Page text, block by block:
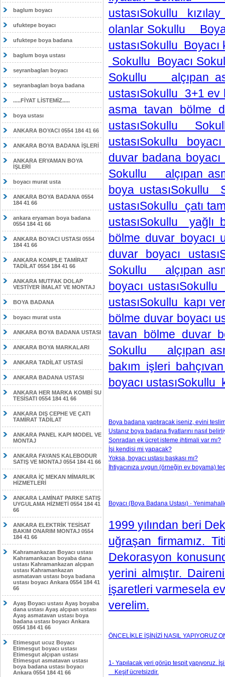
baglum boyacı
ufuktepe boyacı
ufuktepe boya badana
baglum boya ustası
seyranbagları boyacı
seyranbagları boya badana
.....FİYAT LİSTEMİZ.....
boya ustası
ANKARA BOYACI 0554 184 41 66
ANKARA BOYA BADANA İŞLERİ
ANKARA ERYAMAN BOYA
İŞLERİ
boyacı murat usta
ANKARA BOYA BADANA 0554
184 41 66
ankara eryaman boya badana
0554 184 41 66
ANKARA BOYACI USTASI 0554
184 41 66
ANKARA KOMPLE TAMİRAT
TADİLAT 0554 184 41 66
ANKARA MUTFAK DOLAP
VESTİYER İMALAT VE MONTAJ
BOYA BADANA
boyacı murat usta
ANKARA BOYA BADANA USTASI
ANKARA BOYA MARKALARI
ANKARA TADİLAT USTASİ
ANKARA BADANA USTASI
ANKARA HER MARKA KOMBİ SU
TESİSATI 0554 184 41 66
ANKARA DIŞ CEPHE VE ÇATI
TAMİRAT TADİLAT
ANKARA PANEL KAPI MODEL VE
MONTAJ
ANKARA FAYANS KALEBODUR
SATIŞ VE MONTAJ 0554 184 41 66
ANKARA İÇ MEKAN MİMARLIK
HİZMETLERİ
ANKARA LAMİNAT PARKE SATIŞ
UYGULAMA HİZMETİ 0554 184 41
66
ANKARA ELEKTRİK TESİSAT
BAKIM ONARIM MONTAJ 0554
184 41 66
Kahramankazan Boyacı ustası
Kahramankazan boyaba dana
ustası Kahramankazan alçıpan
ustası Kahramankazan
asmatavan ustası boya badana
ustası boyacı Ankara 0554 184 41
66
Ayaş Boyacı ustası Ayaş boyaba
dana ustası Ayaş alçıpan ustası
Ayaş asmatavan ustası boya
badana ustası boyacı Ankara
0554 184 41 66
Etimesgut ucuz Boyacı
Etimesgut boyacı ustası
Etimesgut alçıpan ustası
Etimesgut asmatavan ustası
boya badana ustası boyacı
Ankara 0554 184 41 66
ustasıSokullu
olanlar Sokullu
ustasıSokullu
Sokullu Boyacı
Sokullu alçıpan
ustasıSokullu 3+1
asma tavan bölme
ustasıSokullu
ustasıSokullu
duvar badana
Sokullu alçıpan
boya ustasıSokullu
ustasıSokullu çatı
ustasıSokullu
bölme duvar
duvar boyacı
Sokullu alçıpan
boyacı
ustasıSokullu kapı
bölme duvar boyacı
tavan bölme duvar
Sokullu alçıpan
bakım işleri
boyacı ustasıSokullu
Boya badana yaptıracak iseniz, evini
Ustanız boya badana fiyatlarını nasıl
Sonradan ek ücret isteme ihtimali var mı?
İşi kendisi mi yapacak?
Yoksa, boyacı ustası başkası mı?
İhtiyacınıza uygun (örneğin ev boyama)
Boyacı (Boya Badana Ustası) ·
1999 yılından beri
uğraşan firmamız.
Dekorasyon
yerini almıştır.
işaretleri varmesela
verelim.
ÖNCELİKLE İŞİNİZİ NASIL YAPIYORUZ
1- Yapılacak yeri görüp tespit yapıyoruz.
Keşif ücretsizdir.